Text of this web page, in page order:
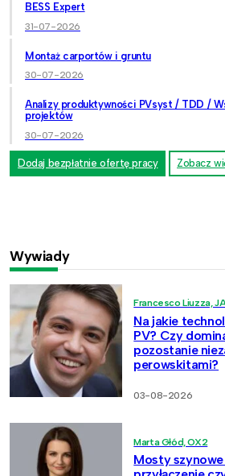
BESS Expert
31-07-2026
Montaż carportów i gruntu
30-07-2026
Analizy produktywności PVsyst / TDD /
projektów
30-07-2026
Dodaj bezpłatnie ofertę pracy Zobacz
Wywiady
Francesco Liuzza,
Na jakie
PV? Czy
pozostanie
perowskitami?
03-08-2026
Marta Głód, OX2
Mosty